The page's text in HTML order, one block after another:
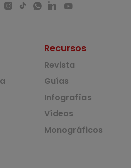
Recursos
Revista
Guías
Infografías
Vídeos
Monográficos